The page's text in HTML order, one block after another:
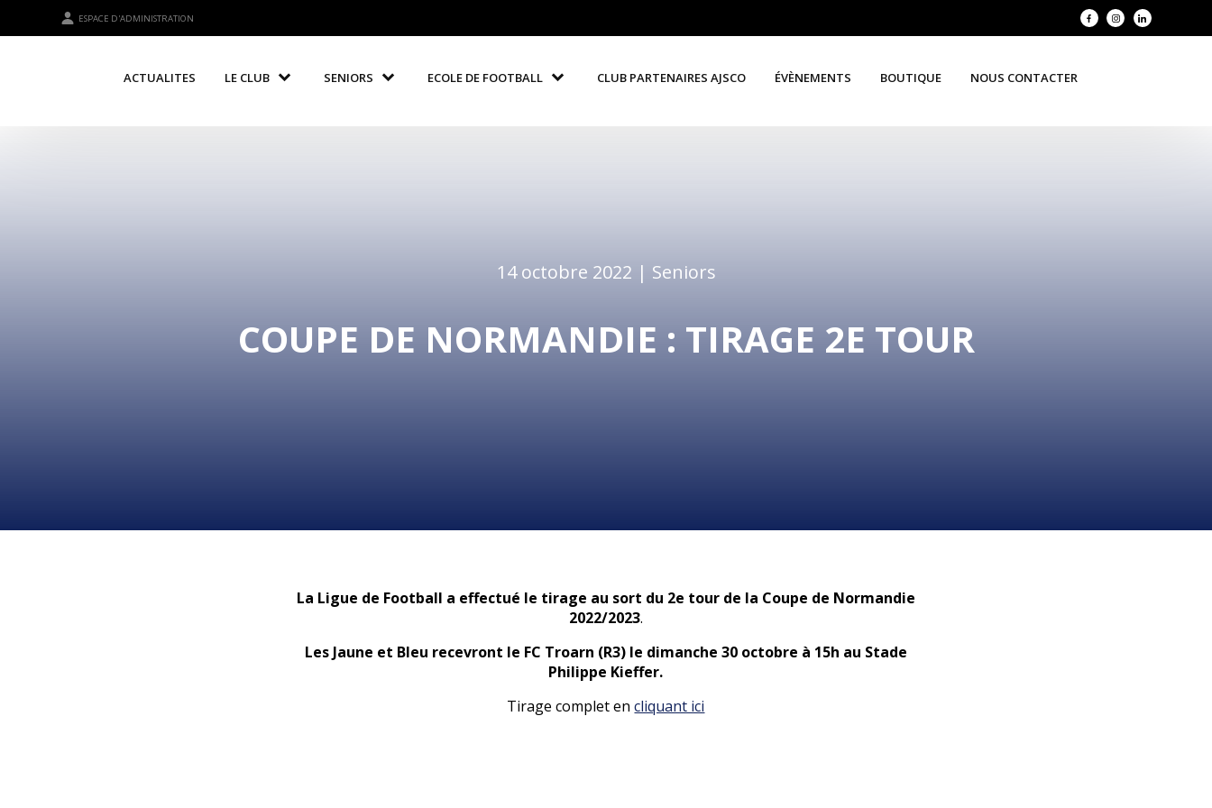
ESPACE D'ADMINISTRATION
ACTUALITES LE CLUB SENIORS ECOLE DE FOOTBALL CLUB PARTENAIRES AJSCO ÉVÈNEMENTS BOUTIQUE NOUS CONTACTER
14 octobre 2022 | Seniors
COUPE DE NORMANDIE : TIRAGE 2E TOUR
La Ligue de Football a effectué le tirage au sort du 2e tour de la Coupe de Normandie
2022/2023.
Les Jaune et Bleu recevront le FC Troarn (R3) le dimanche 30 octobre à 15h au Stade
Philippe Kieffer.
Tirage complet encliquant ici